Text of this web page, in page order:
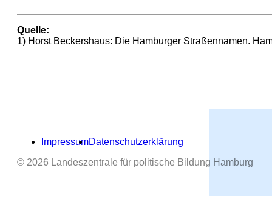
Quelle:
1) Horst Beckershaus: Die Hamburger Straßennamen.
ImpressumDatenschutzerklärung
© 2026 Landeszentrale für politische Bildung Hamburg